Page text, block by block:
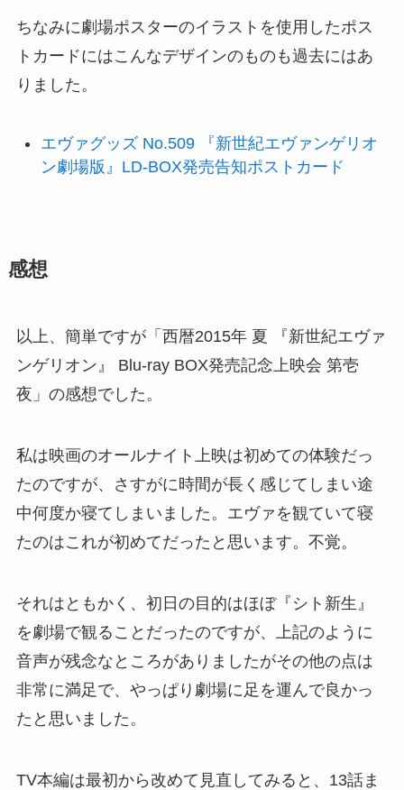
ちなみに劇場ポスターのイラストを使用したポス
トカードにはこんなデザインのものも過去にはあ
りました。
エヴァグッズ No.509 『新世紀エヴァンゲリオ
ン劇場版』LD-BOX発売告知ポストカード
感想
以上、簡単ですが「西暦2015年 夏 『新世紀エヴァ
ンゲリオン』 Blu-ray BOX発売記念上映会 第壱
夜」の感想でした。
私は映画のオールナイト上映は初めての体験だっ
たのですが、さすがに時間が長く感じてしまい途
中何度か寝てしまいました。エヴァを観ていて寝
たのはこれが初めてだったと思います。不覚。
それはともかく、初日の目的はほぼ『シト新生』
を劇場で観ることだったのですが、上記のように
音声が残念なところがありましたがその他の点は
非常に満足で、やっぱり劇場に足を運んで良かっ
たと思いました。
TV本編は最初から改めて見直してみると、13話ま